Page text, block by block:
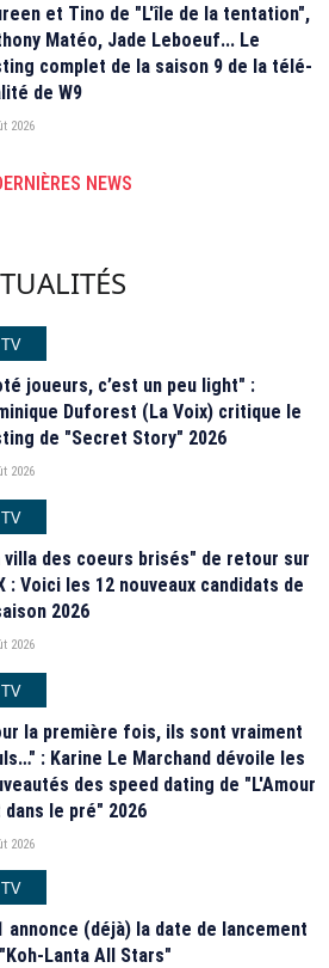
et Tino de "L'île de la tentation",
Matéo, Jade Leboeuf... Le
complet de la saison 9 de la télé-
de W9
2026
NEWS
TV
joueurs, c’est un peu light" :
Duforest (La Voix) critique le
de "Secret Story" 2026
2026
TV
villa des coeurs brisés" de retour sur
: Voici les 12 nouveaux candidats de
2026
2026
TV
la première fois, ils sont vraiment
: Karine Le Marchand dévoile les
des speed dating de "L'Amour
dans le pré" 2026
2026
TV
annonce (déjà) la date de lancement
Lanta All Stars"